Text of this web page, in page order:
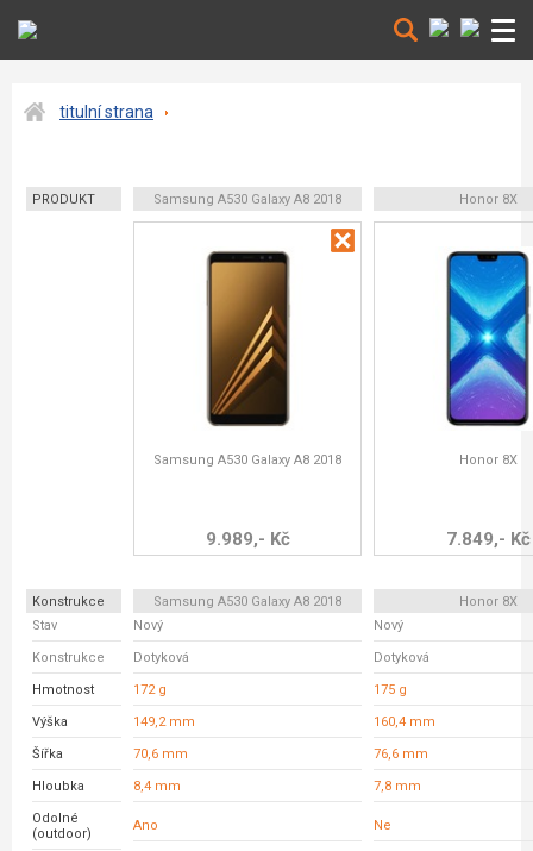
titulní strana
PRODUKT Samsung A530 Galaxy A8 2018 Honor 8X
Samsung A530 Galaxy A8 2018
9.989,- Kč
Honor 8X
7.849,- Kč
Konstrukce Samsung A530 Galaxy A8 2018
Honor 8X
Stav
Nový Nový
Konstrukce Dotyková Dotyková
Hmotnost 172 g 175 g
Výška 149,2 mm 160,4 mm
Šířka 70,6 mm 76,6 mm
Hloubka 8,4 mm 7,8 mm
Odolné
(outdoor)
Ano Ne